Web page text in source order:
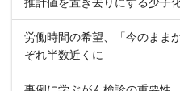
労働時間の希望、「今のまま
ぞれ半数近くに